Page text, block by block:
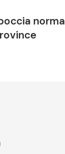
norma